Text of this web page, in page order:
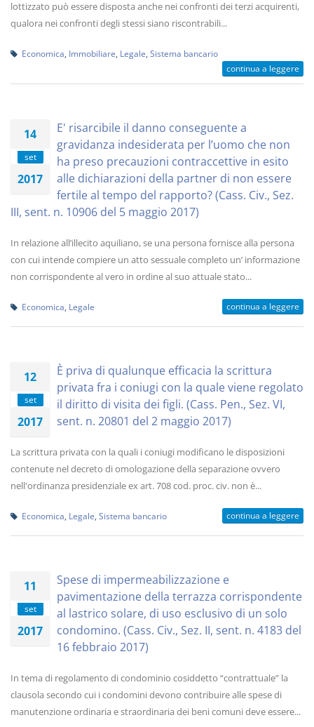
lottizzato può essere disposta anche nei confronti dei terzi acquirenti,
qualora nei confronti degli stessi siano riscontrabili...
Economica Immobiliare Legale Sistema bancario
continua a leggere
14
set
2017
E' risarcibile il danno conseguente a
gravidanza indesiderata per l’uomo che non
ha preso precauzioni contraccettive in esito
alle dichiarazioni della partner di non essere
fertile al tempo del rapporto? (Cass. Civ., Sez.
III, sent. n. 10906 del 5 maggio 2017)
In relazione all’illecito aquiliano, se una persona fornisce alla persona
con cui intende compiere un atto sessuale completo un’ informazione
non corrispondente al vero in ordine al suo attuale stato...
Economica Legale continua a leggere
12
set
2017
È priva di qualunque efficacia la scrittura
privata fra i coniugi con la quale viene regolato
il diritto di visita dei figli. (Cass. Pen., Sez. VI,
sent. n. 20801 del 2 maggio 2017)
La scrittura privata con la quali i coniugi modificano le disposizioni
contenute nel decreto di omologazione della separazione ovvero
nell'ordinanza presidenziale ex art. 708 cod. proc. civ. non è...
Economica Legale Sistema bancario continua a leggere
11
set
2017
Spese di impermeabilizzazione e
pavimentazione della terrazza corrispondente
al lastrico solare, di uso esclusivo di un solo
condomino. (Cass. Civ., Sez. II, sent. n. 4183 del
16 febbraio 2017)
In tema di regolamento di condominio cosiddetto “contrattuale” la
clausola secondo cui i condomini devono contribuire alle spese di
manutenzione ordinaria e straordinaria dei beni comuni deve essere...